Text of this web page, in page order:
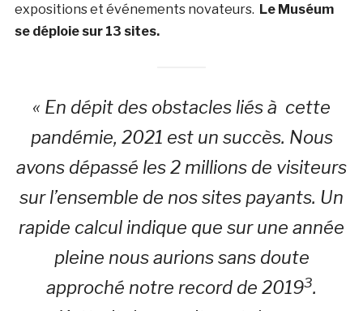
expositions et événements novateurs. Le Muséum
se déploie sur 13 sites.
« En dépit des obstacles liés à cette
pandémie, 2021 est un succès. Nous
avons dépassé les 2 millions de visiteurs
sur l’ensemble de nos sites payants. Un
rapide calcul indique que sur une année
pleine nous aurions sans doute
approché notre record de 20193.